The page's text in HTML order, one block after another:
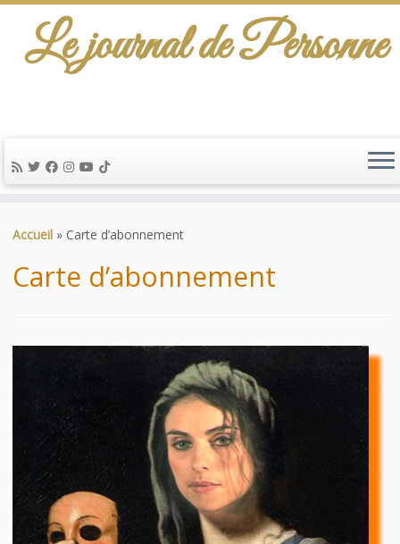
au
Le journal de Personne
Accueil » Carte d’abonnement
Carte d’abonnement